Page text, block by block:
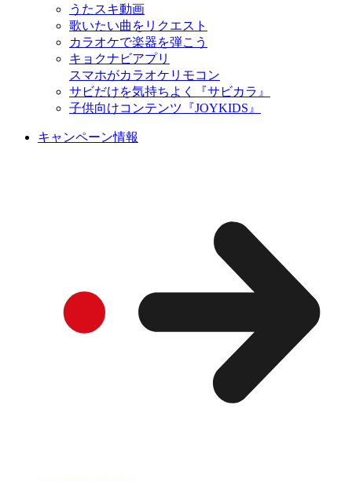
うたスキ動画
歌いたい曲をリクエスト
カラオケで楽器を弾こう
キョクナビアプリ
スマホがカラオケリモコン
サビだけを気持ちよく『サビカラ』
子供向けコンテンツ『JOYKIDS』
キャンペーン情報